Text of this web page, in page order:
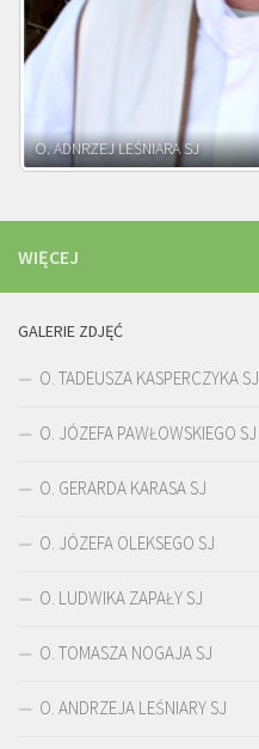
WIĘCEJ
GALERIE ZDJĘĆ
O. TADEUSZA KASPERCZYKA SJ
O. JÓZEFA PAWŁOWSKIEGO SJ
O. GERARDA KARASA SJ
O. JÓZEFA OLEKSEGO SJ
O. LUDWIKA ZAPAŁY SJ
O. TOMASZA NOGAJA SJ
O. ANDRZEJA LEŚNIARY SJ